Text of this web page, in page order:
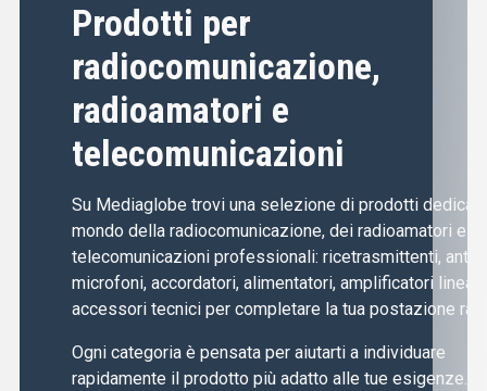
Prodotti per
radiocomunicazione,
radioamatori e
telecomunicazioni
Su Mediaglobe trovi una selezione di prodotti dedicati
mondo della radiocomunicazione, dei radioamatori e
telecomunicazioni professionali: ricetrasmittenti,
microfoni, accordatori, alimentatori, amplificatori
accessori tecnici per completare la tua postazione
Ogni categoria è pensata per aiutarti a individuare
rapidamente il prodotto più adatto alle tue esigenze.